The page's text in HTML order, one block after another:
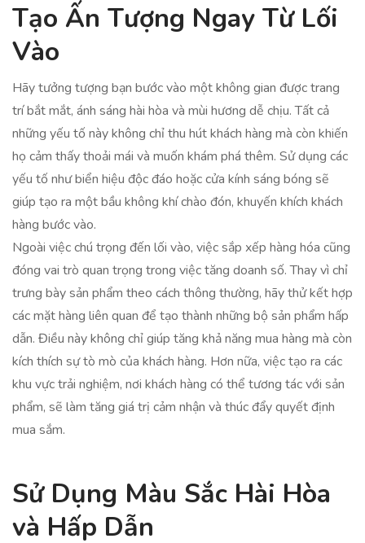
Tạo Ấn Tượng Ngay Từ Lối
Vào
Hãy tưởng tượng bạn bước vào một không gian được trang
trí bắt mắt, ánh sáng hài hòa và mùi hương dễ chịu. Tất cả
những yếu tố này không chỉ thu hút khách hàng mà còn khiến
họ cảm thấy thoải mái và muốn khám phá thêm. Sử dụng các
yếu tố như biển hiệu độc đáo hoặc cửa kính sáng bóng sẽ
giúp tạo ra một bầu không khí chào đón, khuyến khích khách
hàng bước vào.
Ngoài việc chú trọng đến lối vào, việc sắp xếp hàng hóa cũng
đóng vai trò quan trọng trong việc tăng doanh số. Thay vì chỉ
trưng bày sản phẩm theo cách thông thường, hãy thử kết hợp
các mặt hàng liên quan để tạo thành những bộ sản phẩm hấp
dẫn. Điều này không chỉ giúp tăng khả năng mua hàng mà còn
kích thích sự tò mò của khách hàng. Hơn nữa, việc tạo ra các
khu vực trải nghiệm, nơi khách hàng có thể tương tác với sản
phẩm, sẽ làm tăng giá trị cảm nhận và thúc đẩy quyết định
mua sắm.
Sử Dụng Màu Sắc Hài Hòa
và Hấp Dẫn